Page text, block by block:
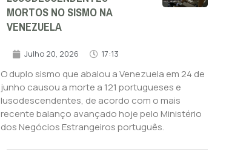
MORTOS NO SISMO NA
VENEZUELA
Julho 20, 2026 17:13
O duplo sismo que abalou a Venezuela em 24 de
junho causou a morte a 121 portugueses e
lusodescendentes, de acordo com o mais
recente balanço avançado hoje pelo Ministério
dos Negócios Estrangeiros português.